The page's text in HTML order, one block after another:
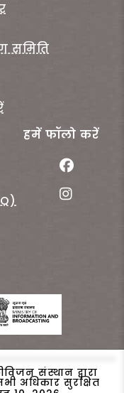
समिति
हमें फॉलो करें
संस्थान द्वारा
अधिकार सुरक्षित